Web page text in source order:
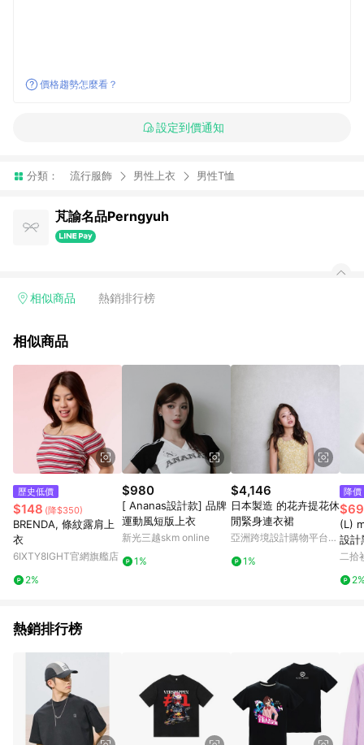
價格趨勢怎麼看？
設定到價通知
分類： 流行服飾 男性上衣 男性T恤
芃諭名品Perngyuh
相似商品 熱銷排行榜
相似商品
歷史低價
$148 (降$350)
BRENDA, 條紋露肩上
衣
6IXTY8IGHT官網旗艦店
2%
$980
[ Ananas設計款] 品牌
運動風短版上衣
新光三越skm online
1%
$4,146
日本製造 的花卉提花休
閒緊身連衣裙
亞洲跨境設計購物平台
1%
降價
(L)
設計
二拾
熱銷排行榜